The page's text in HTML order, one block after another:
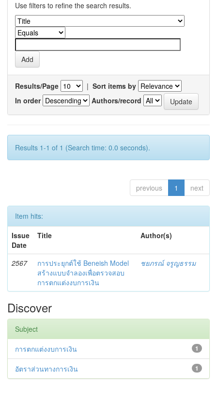
Use filters to refine the search results.
Results/Page | Sort items by
In order
Authors/record
Results 1-1 of 1 (Search time: 0.0 seconds).
previous 1 next
Item hits:
Issue
Date
Title Author(s)
2567
การประยุกต์ใช้ Beneish Model
สร้างแบบจำลองเพื่อตรวจสอบ
การตกแต่งงบการเงิน
ชยภรณ์ จรูญธรรม
Discover
Subject
1
การตกแต่งงบการเงิน
1
อัตราส่วนทางการเงิน